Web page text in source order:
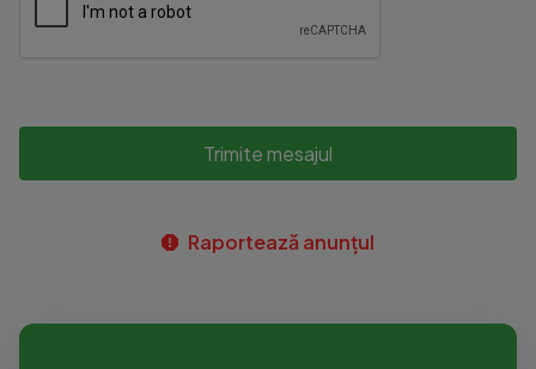
Trimite mesajul
Raportează anunțul